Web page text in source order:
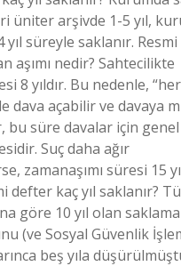
üniter arşivde 1-5 yıl,
süreyle saklanır. Resmi
aşımı nedir? Sahtecilikte
8 yıldır. Bu nedenle,
dava açabilir ve davaya
bu süre davalar için genel
Suç daha ağır
zamanaşımı süresi 15
defter kaç yıl saklanır?
göre 10 yıl olan
(ve Sosyal Güvenlik
beş yıla